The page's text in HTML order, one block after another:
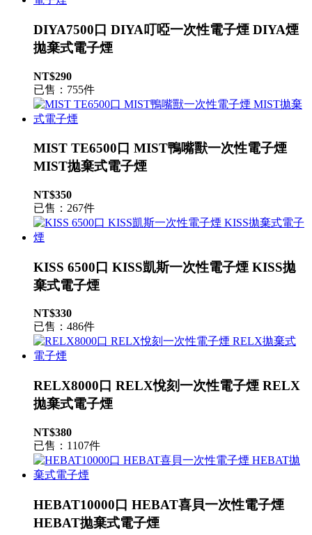
DIYA7500口 DIYA叮啞一次性電子煙 DIYA煙
拋棄式電子煙
NT$290
已售：755件
MIST TE6500口 MIST鴨嘴獸一次性電子煙
MIST拋棄式電子煙
NT$350
已售：267件
KISS 6500口 KISS凱斯一次性電子煙 KISS拋
棄式電子煙
NT$330
已售：486件
RELX8000口 RELX悅刻一次性電子煙 RELX
拋棄式電子煙
NT$380
已售：1107件
HEBAT10000口 HEBAT喜貝一次性電子煙
HEBAT拋棄式電子煙